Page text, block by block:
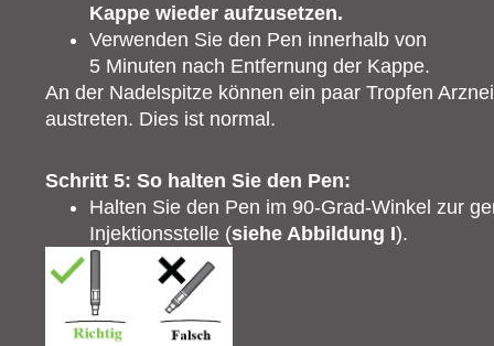
Kappe wieder aufzusetzen.
Verwenden Sie den Pen innerhalb von
5 Minuten nach Entfernung der Kappe.
An der Nadelspitze können ein paar Tropfen
austreten. Dies ist normal.
Schritt 5: So halten Sie den Pen:
Halten Sie den Pen im 90‑Grad-Winkel zur
Injektionsstelle (siehe Abbildung I).